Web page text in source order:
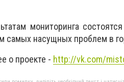
мониторинга
самых насущных проблем в
о проекте - http://vk.com/